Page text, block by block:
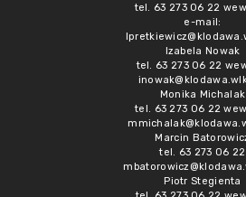
tel. 63 273 06 22
e-mail:
Izabela Nowak
tel. 63 273 06 22
Monika Michalak
tel. 63 273 06 22
Marcin
tel. 63 273 06 22
Piotr Stegienta